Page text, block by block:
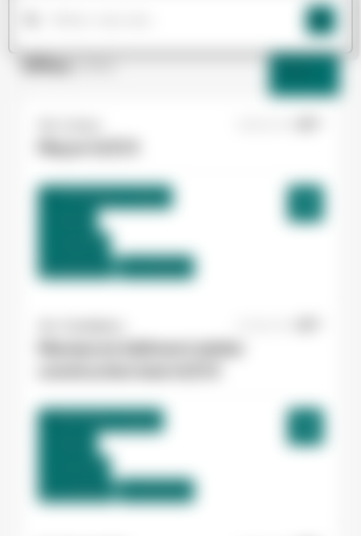
Le Bousquet , France
13,00 €/h
Du:06/07/26
Marmande , France
12,31 €/h
Du:10/08/26